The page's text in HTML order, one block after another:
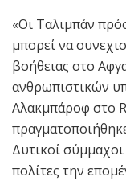
«Οι Ταλιμπάν
μπορεί να
βοήθειας στο
ανθρωπιστικών
Αλακμπάροφ στο
Δυτικοί
πολίτες την